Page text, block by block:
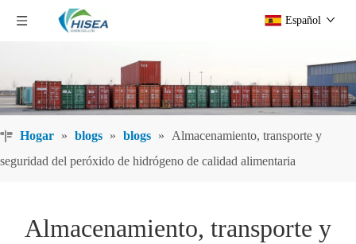
Español
Hogar » blogs » blogs »
Almacenamiento, transporte y
seguridad del peróxido de hidrógeno de calidad alimentaria
Almacenamiento, transporte y